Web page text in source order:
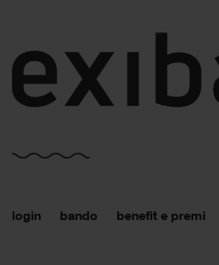
login bando benefit e premi